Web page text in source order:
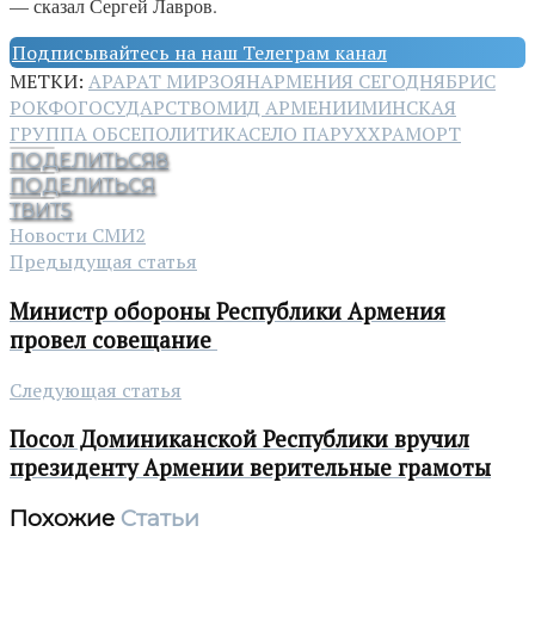
— сказал Сергей Лавров.
Подписывайтесь на наш Телеграм канал
МЕТКИ: АРАРАТ МИРЗОЯНАРМЕНИЯ СЕГОДНЯБРИС
РОКФОГОСУДАРСТВОМИД АРМЕНИИМИНСКАЯ
ГРУППА ОБСЕПОЛИТИКАСЕЛО ПАРУХХРАМОРТ
ПОДЕЛИТЬСЯ8
ПОДЕЛИТЬСЯ
ТВИТ5
Новости СМИ2
Предыдущая статья
Министр обороны Республики Армения
провел совещание
Следующая статья
Посол Доминиканской Республики вручил
президенту Армении верительные грамоты
Похожие Статьи